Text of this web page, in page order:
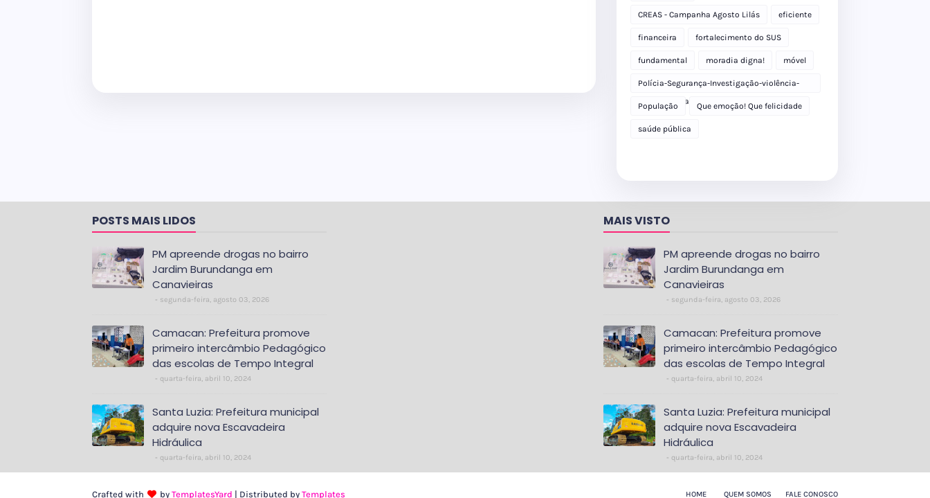
CREAS - Campanha Agosto Lilás eficiente
financeira fortalecimento do SUS
fundamental moradia digna! móvel
Polícia-Segurança-Investigação-violência-
Polícia Militar-delegacia
População Que emoção! Que felicidade
saúde pública
POSTS MAIS LIDOS
PM apreende drogas no bairro
Jardim Burundanga em
Canavieiras
segunda-feira, agosto 03, 2026
Camacan: Prefeitura promove
primeiro intercâmbio Pedagógico
das escolas de Tempo Integral
quarta-feira, abril 10, 2024
Santa Luzia: Prefeitura municipal
adquire nova Escavadeira
Hidráulica
quarta-feira, abril 10, 2024
MAIS VISTO
PM apreende drogas no bairro
Jardim Burundanga em
Canavieiras
segunda-feira, agosto 03, 2026
Camacan: Prefeitura promove
primeiro intercâmbio Pedagógico
das escolas de Tempo Integral
quarta-feira, abril 10, 2024
Santa Luzia: Prefeitura municipal
adquire nova Escavadeira
Hidráulica
quarta-feira, abril 10, 2024
HOME QUEM SOMOS FALE CONOSCO
Crafted with by TemplatesYard | Distributed by Templates